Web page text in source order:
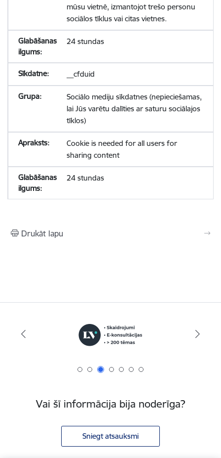
mūsu vietnē, izmantojot trešo personu
sociālos tīklus vai citas vietnes.
24 stundas
__cfduid
Sociālo mediju sīkdatnes (nepieciešamas,
lai Jūs varētu dalīties ar saturu sociālajos
tīklos)
Cookie is needed for all users for
sharing content
24 stundas
Drukāt lapu
Vai šī informācija bija noderīga?
Sniegt atsauksmi